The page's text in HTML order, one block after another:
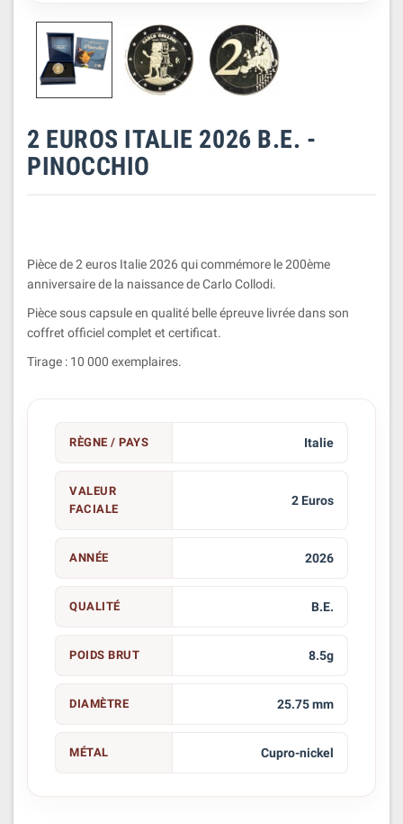
2 EUROS ITALIE 2026 B.E. -
PINOCCHIO
Pièce de 2 euros Italie 2026 qui commémore le 200ème
anniversaire de la naissance de Carlo Collodi.
Pièce sous capsule en qualité belle épreuve livrée dans son
coffret officiel complet et certificat.
Tirage : 10 000 exemplaires.
RÈGNE / PAYS Italie
VALEUR
FACIALE
2 Euros
ANNÉE 2026
QUALITÉ B.E.
POIDS BRUT 8.5g
DIAMÈTRE 25.75 mm
MÉTAL Cupro-nickel